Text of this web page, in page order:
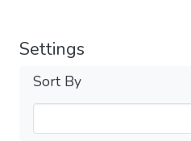
Settings
Sort By